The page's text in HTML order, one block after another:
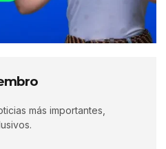
más importantes,